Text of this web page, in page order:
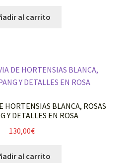
al carrito
HORTENSIAS BLANCA, ROSAS
Y DETALLES EN ROSA
130,00€
al carrito